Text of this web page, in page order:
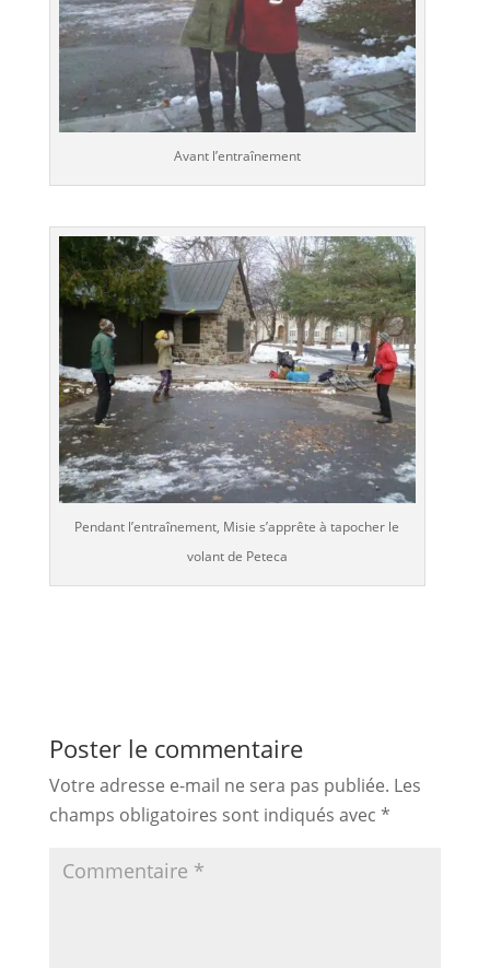
Avant l’entraînement
Pendant l’entraînement, Misie s’apprête à tapocher le
volant de Peteca
Poster le commentaire
Votre adresse e-mail ne sera pas publiée. Les
champs obligatoires sont indiqués avec *